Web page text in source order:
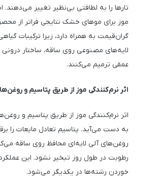
تارها را به لطافتی بی‌نظیر تغییر می‌دهند.
موز برای موهای خشک نتایجی فراتر از
گران‌قیمت به همراه دارد، زیرا ترکیبات
لایه‌های مصنوعی روی ساقه، ساختار
عمقی ترمیم می‌کنند.
اثر نرم‌کنندگی موز از طریق پتاسیم و
اثر نرم‌کنندگی موز از طریق پتاسیم و
به دست می‌آید. پتاسیم تعادل مایعات را
روغن‌های آلی لایه‌ای محافظ روی ساقه
رطوبت در طول روز تبخیر نشود. این عملکرد
خوردن رشته‌ها در یکدیگر می‌شود.